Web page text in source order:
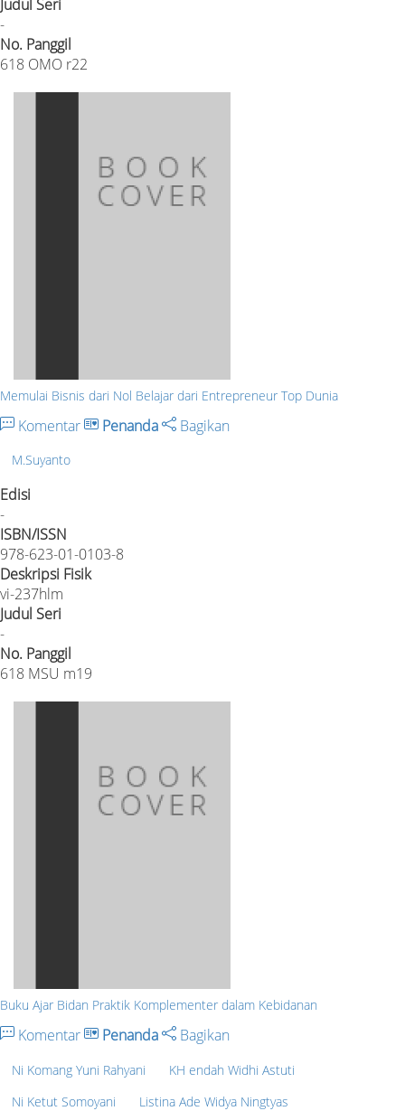
Judul Seri
-
No. Panggil
618 OMO r22
Memulai Bisnis dari Nol Belajar dari Entrepreneur Top Dunia
Komentar Penanda Bagikan
M.Suyanto
Edisi
-
ISBN/ISSN
978-623-01-0103-8
Deskripsi Fisik
vi-237hlm
Judul Seri
-
No. Panggil
618 MSU m19
Buku Ajar Bidan Praktik Komplementer dalam Kebidanan
Komentar Penanda Bagikan
Ni Komang Yuni Rahyani
KH endah Widhi Astuti
Ni Ketut Somoyani
Listina Ade Widya Ningtyas